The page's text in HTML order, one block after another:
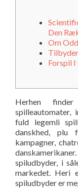
Den
Om
Tilbyder
Forspil
Herhen
spilleautomater,
fuld legemli
danskhed,
kampagner,
spiludbyder, i
markedet. Heri
spiludbyder er